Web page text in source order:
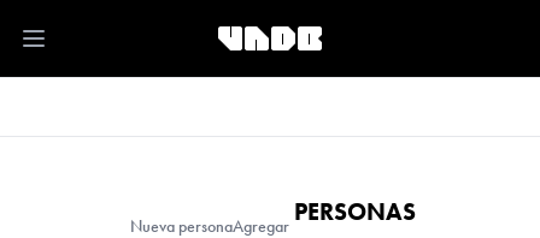
Open main menu
Nueva personaAgregar PERSONAS